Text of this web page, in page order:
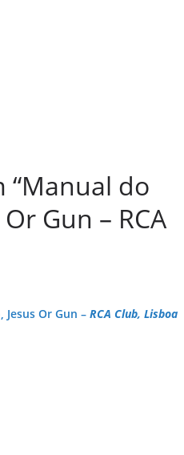
“Manual do
Gun – RCA
Or Gun – RCA Club, Lisboa